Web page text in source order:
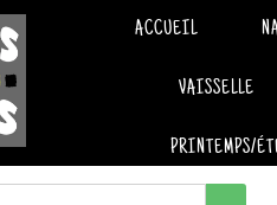
ACCUEIL
VAISSELLE
PRINTEMPS/